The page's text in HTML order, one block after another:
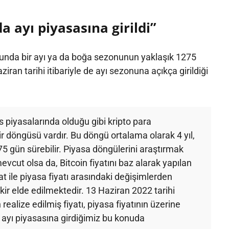
ayı piyasasına girildi”
bir ayı ya da boğa sezonunun yaklaşık 1275
tarihi itibariyle de ayı sezonuna açıkça girildiği
piyasalarında olduğu gibi kripto para
döngüsü vardır. Bu döngü ortalama olarak 4 yıl,
gün sürebilir. Piyasa döngülerini araştırmak
olsa da, Bitcoin fiyatını baz alarak yapılan
ile piyasa fiyatı arasındaki değişimlerden
elde edilmektedir. 13 Haziran 2022 tarihi
edilmiş fiyatı, piyasa fiyatının üzerine
piyasasına girdiğimiz bu konuda